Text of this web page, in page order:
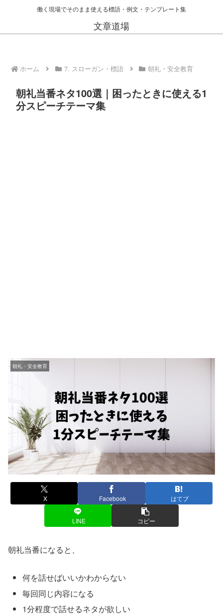
働く現場でそのまま使える標語・例文・テンプレート集
文章道場
ホーム 7. スローガン・標語 朝礼・安全教育
朝礼当番ネタ100選｜困ったときに使える1
分スピーチテーマ集
朝礼・安全教育
X Facebook はてブ
LINE コピー
朝礼当番になると、
何を話せばいいかわからない
毎回同じ内容になる
1分程度で話せるネタが欲しい